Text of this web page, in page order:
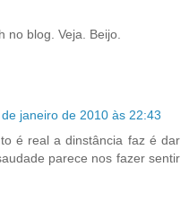
no blog. Veja. Beijo.
de janeiro de 2010 às 22:43
é real a dinstância faz é dar
parece nos fazer sentir